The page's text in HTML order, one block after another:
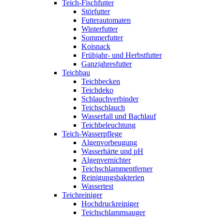
Teich-Fischfutter
Störfutter
Futterautomaten
Winterfutter
Sommerfutter
Koisnack
Frühjahr- und Herbstfutter
Ganzjahresfutter
Teichbau
Teichbecken
Teichdeko
Schlauchverbinder
Teichschlauch
Wasserfall und Bachlauf
Teichbeleuchtung
Teich-Wasserpflege
Algenvorbeugung
Wasserhärte und pH
Algenvernichter
Teichschlammentferner
Reinigungsbakterien
Wassertest
Teichreiniger
Hochdruckreiniger
Teichschlammsauger